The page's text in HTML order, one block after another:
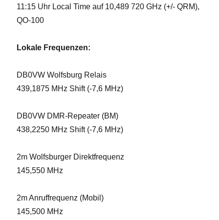
11:15 Uhr Local Time auf 10,489 720 GHz (+/- QRM),
QO-100
Lokale Frequenzen:
DB0VW Wolfsburg Relais
439,1875 MHz Shift (-7,6 MHz)
DB0VW DMR-Repeater (BM)
438,2250 MHz Shift (-7,6 MHz)
2m Wolfsburger Direktfrequenz
145,550 MHz
2m Anruffrequenz (Mobil)
145,500 MHz